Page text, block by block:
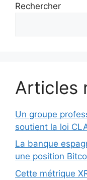
Rechercher
Articles
Un groupe
soutient la loi
La banque
une position
Cette métrique